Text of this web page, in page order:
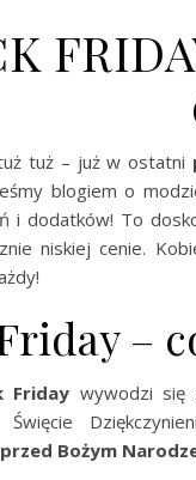
tuż – już w ostatni
blogiem o
i dodatków! To
niskiej cenie.
–
Friday wywodzi się
Święcie
Bożym